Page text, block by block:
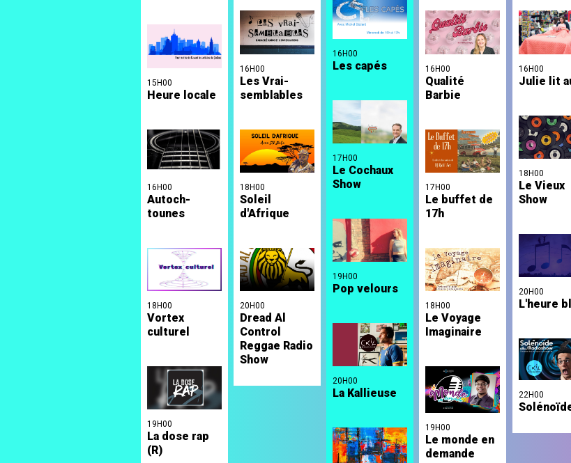
15H00
Heure locale
16H00
Autoch-
tounes
18H00
Vortex
culturel
19H00
La dose rap
(R)
16H00
Les Vrai-
semblables
18H00
Soleil
d'Afrique
20H00
Dread Al
Control
Reggae Radio
Show
16H00
Les capés
17H00
Le Cochaux
Show
19H00
Pop velours
20H00
La Kallieuse
16H00
Qualité
Barbie
17H00
Le buffet de
17h
18H00
Le Voyage
Imaginaire
19H00
Le monde en
demande
16H00
Julie lit
18H00
Le Vieux
Show
20H00
L'heure
22H00